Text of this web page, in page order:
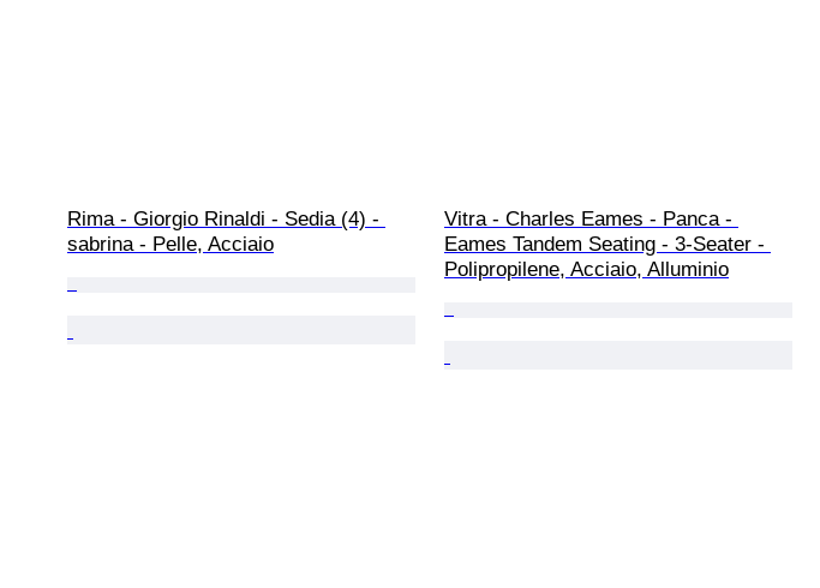
Rima - Giorgio Rinaldi - Sedia (4) -
sabrina - Pelle, Acciaio
Vitra - Charles Eames - Panca -
Eames Tandem Seating - 3-Seater -
Polipropilene, Acciaio, Alluminio